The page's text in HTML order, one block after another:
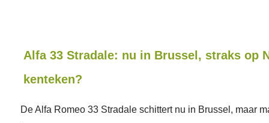
Alfa 33 Stradale: nu in Brussel, straks op
kenteken?
De Alfa Romeo 33 Stradale schittert nu in Brussel, maar